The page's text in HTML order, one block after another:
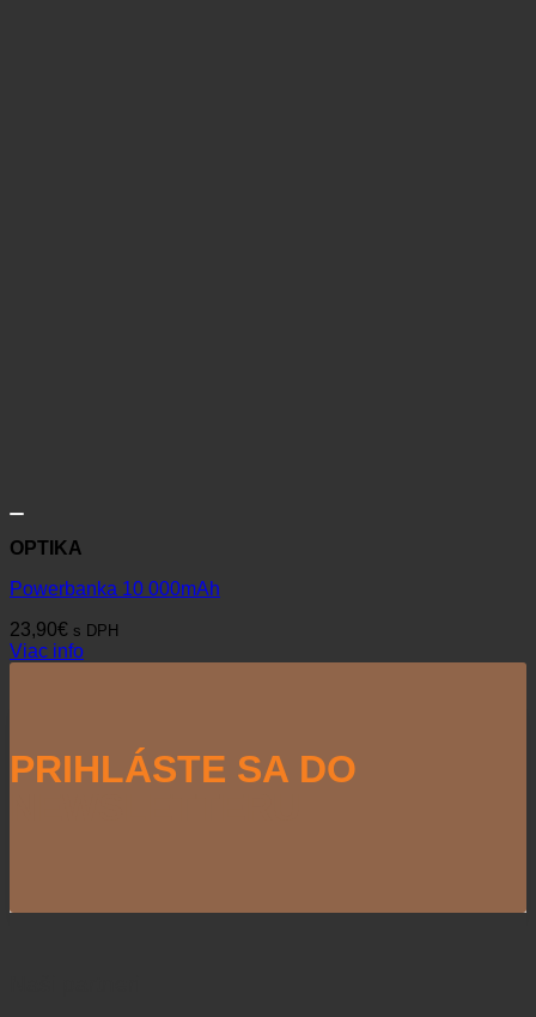
OPTIKA
Powerbanka 10 000mAh
23,90€ s DPH
Viac info
PRIHLÁSTE SA DO